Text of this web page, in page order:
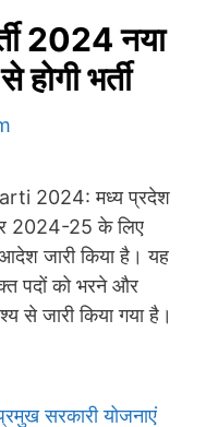
2024 नया
भर्ती
2024: मध्य प्रदेश
2024-25 के लिए
आदेश जारी किया है। यह
पदों को भरने और
से जारी किया गया है।
सरकारी योजनाएं